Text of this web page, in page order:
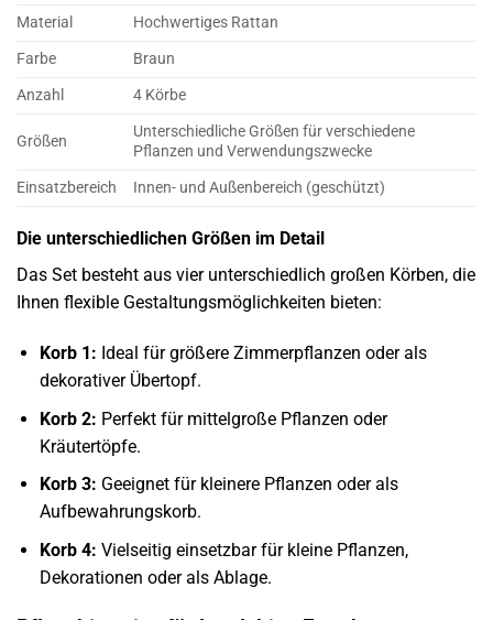
Material
Hochwertiges Rattan
Farbe
Braun
Anzahl
4 Körbe
Größen
Unterschiedliche Größen für verschiedene
Pflanzen und Verwendungszwecke
Einsatzbereich
Innen- und Außenbereich (geschützt)
Die unterschiedlichen Größen im Detail
Das Set besteht aus vier unterschiedlich großen Körben, die
Ihnen flexible Gestaltungsmöglichkeiten bieten:
Korb 1: Ideal für größere Zimmerpflanzen oder als
dekorativer Übertopf.
Korb 2: Perfekt für mittelgroße Pflanzen oder
Kräutertöpfe.
Korb 3: Geeignet für kleinere Pflanzen oder als
Aufbewahrungskorb.
Korb 4: Vielseitig einsetzbar für kleine Pflanzen,
Dekorationen oder als Ablage.